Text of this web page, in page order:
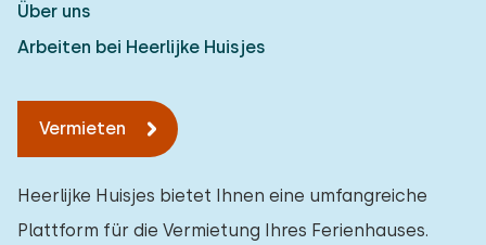
Über uns
Arbeiten bei Heerlijke Huisjes
Vermieten
Heerlijke Huisjes bietet Ihnen eine umfangreiche
Plattform für die Vermietung Ihres Ferienhauses.